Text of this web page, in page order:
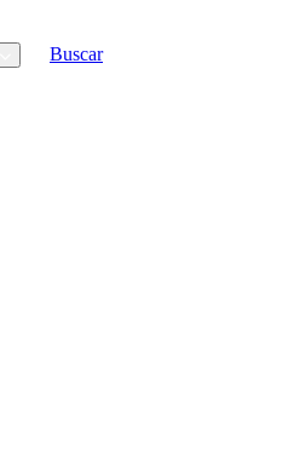
Buscar